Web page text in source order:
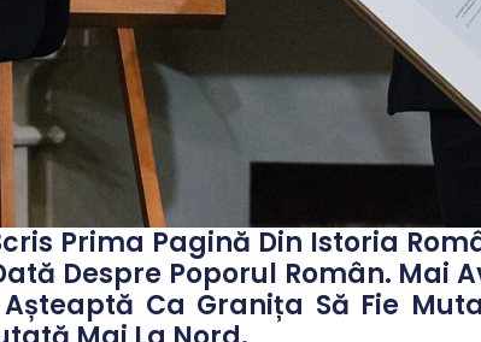
Prima Pagină Din Istoria
Despre Poporul Român. Mai
Ca Granița Să Fie